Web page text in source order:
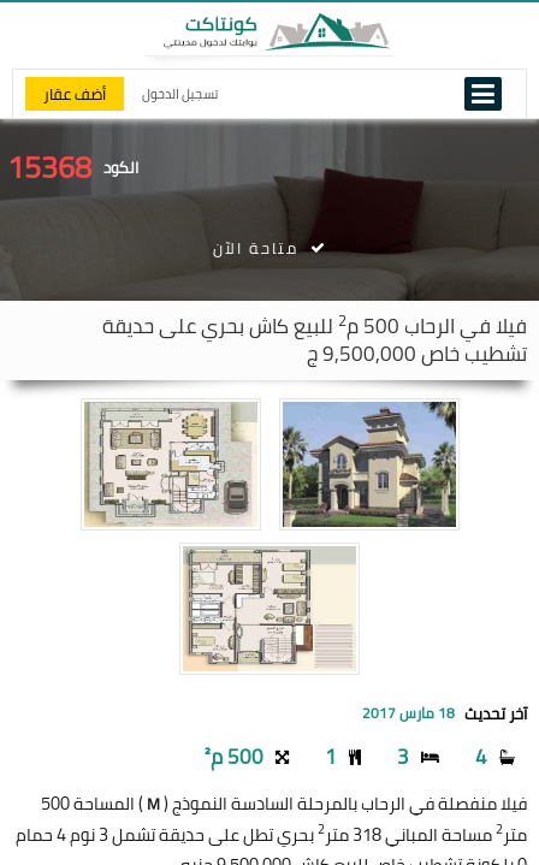
تسجيل الدخول أضف عقار
الكود 15368
فيلا فيالرحاب 2 للبيع كاش بحري على حديقة
تشطيب خاص 9,500,000 ج
متاحة الآن
آخر تحديث 18 مارس 2017
4
3
1 500 م²
فيلا منفصلة في الرحاب بالمرحلة السادسة النموذج (M
) المساحة 500
متر2مساحة المباني 318 متر 2
بحري تطل على حديقة تشمل 3 نوم 4 حمام